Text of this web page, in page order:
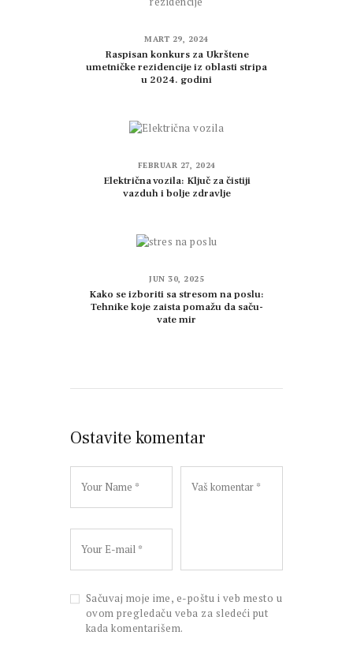
MART 29, 2024
Raspisan konkurs za Ukrštene
umetničke rezidencije iz oblasti stripa
u 2024. godini
FEBRUAR 27, 2024
Električna vozila: Ključ za čistiji
vazduh i bolje zdravlje
JUN 30, 2025
Ka­ko se iz­bo­ri­ti sa stre­som na po­slu:
Teh­ni­ke ko­je za­i­sta po­ma­žu da sa­ču­
va­te mir
Ostavite komentar
Sačuvaj moje ime, e-poštu i veb mesto u
ovom pregledaču veba za sledeći put
kada komentarišem.